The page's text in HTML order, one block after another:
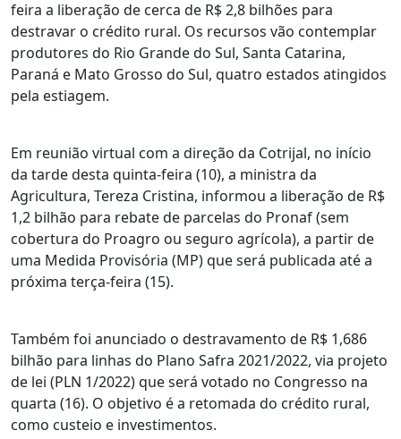
feira a liberação de cerca de R$ 2,8 bilhões para
destravar o crédito rural. Os recursos vão contemplar
produtores do Rio Grande do Sul, Santa Catarina,
Paraná e Mato Grosso do Sul, quatro estados atingidos
pela estiagem.
Em reunião virtual com a direção da Cotrijal, no início
da tarde desta quinta-feira (10), a ministra da
Agricultura, Tereza Cristina, informou a liberação de R$
1,2 bilhão para rebate de parcelas do Pronaf (sem
cobertura do Proagro ou seguro agrícola), a partir de
uma Medida Provisória (MP) que será publicada até a
próxima terça-feira (15).
Também foi anunciado o destravamento de R$ 1,686
bilhão para linhas do Plano Safra 2021/2022, via projeto
de lei (PLN 1/2022) que será votado no Congresso na
quarta (16). O objetivo é a retomada do crédito rural,
como custeio e investimentos.